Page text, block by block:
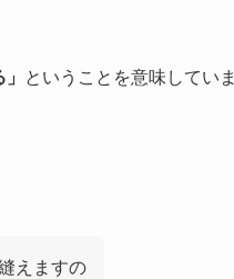
ということを意味していま
えますの